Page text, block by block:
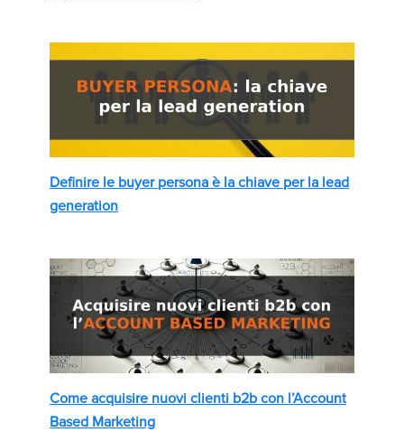
Definire le buyer persona è la chiave per la lead
generation
Come acquisire nuovi clienti b2b con l’Account
Based Marketing